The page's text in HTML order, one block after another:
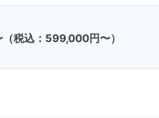
（税込：599,000円〜）